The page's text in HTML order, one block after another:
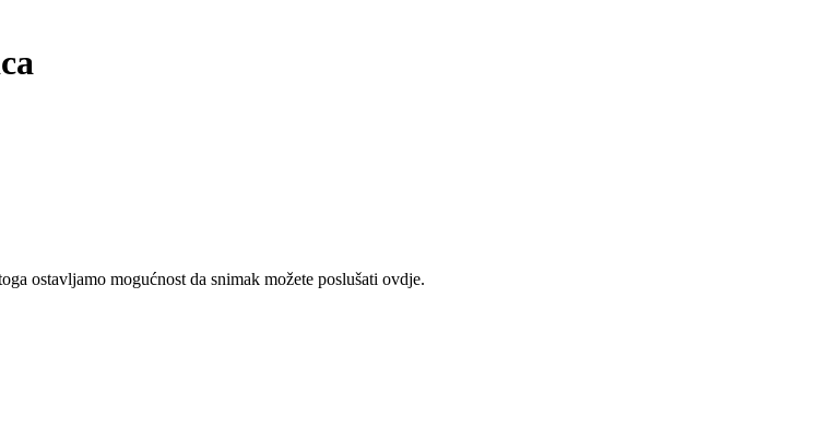
ostavljamo mogućnost da snimak možete poslušati ovdje.